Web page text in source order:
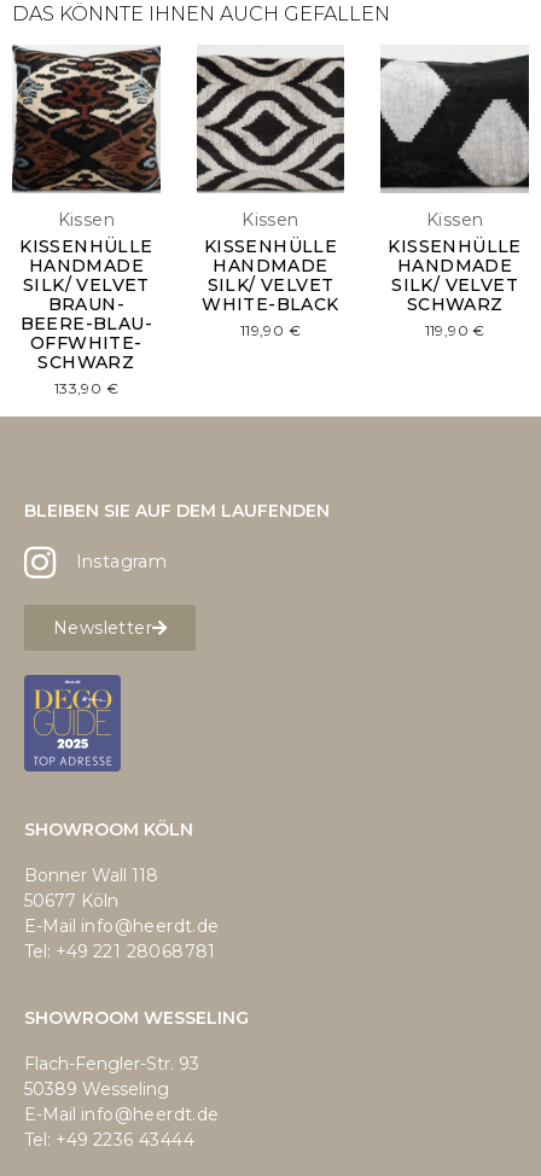
DAS KÖNNTE IHNEN AUCH GEFALLEN
Kissen
KISSENHÜLLE
HANDMADE
SILK/ VELVET
BRAUN-
BEERE-BLAU-
OFFWHITE-
SCHWARZ
133,90 €
Kissen
KISSENHÜLLE
HANDMADE
SILK/ VELVET
WHITE-BLACK
119,90 €
Kissen
KISSENHÜLLE
HANDMADE
SILK/ VELVET
SCHWARZ
119,90€
BLEIBEN SIE AUF DEM LAUFENDEN
Instagram
Newsletter
SHOWROOM KÖLN
Bonner Wall 118
50677 Köln
E-Mail info@heerdt.de
Tel: +49 221 28068781
SHOWROOM WESSELING
Flach-Fengler-Str. 93
50389 Wesseling
E-Mail info@heerdt.de
Tel: +49 2236 43444